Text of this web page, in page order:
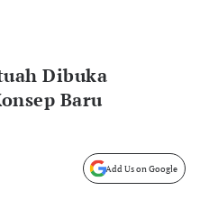
Dibuka
Baru
Add Us on Google